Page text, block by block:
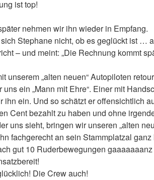
ist top!
nehmen wir ihn wieder in Empfang.
Stephane nicht, ob es geglückt ist …
– und meint: „Die Rechnung kommt
unserem „alten neuen“ Autopiloten
uns ein „Mann mit Ehre“. Einer mit
ihn ein. Und so schätzt er offensichtlich
Cent bezahlt zu haben und ohne
uns sieht, bringen wir unseren „alten
fachgerecht an sein Stammplatzal
gut 10 Ruderbewegungen
Die Crew auch!